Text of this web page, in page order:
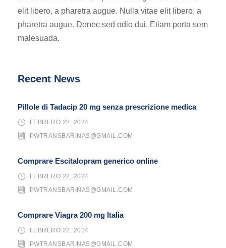
elit libero, a pharetra augue. Nulla vitae elit libero, a
pharetra augue. Donec sed odio dui. Etiam porta sem
malesuada.
Recent News
Pillole di Tadacip 20 mg senza prescrizione medica
FEBRERO 22, 2024
PWTRANSBARINAS@GMAIL.COM
Comprare Escitalopram generico online
FEBRERO 22, 2024
PWTRANSBARINAS@GMAIL.COM
Comprare Viagra 200 mg Italia
FEBRERO 22, 2024
PWTRANSBARINAS@GMAIL.COM